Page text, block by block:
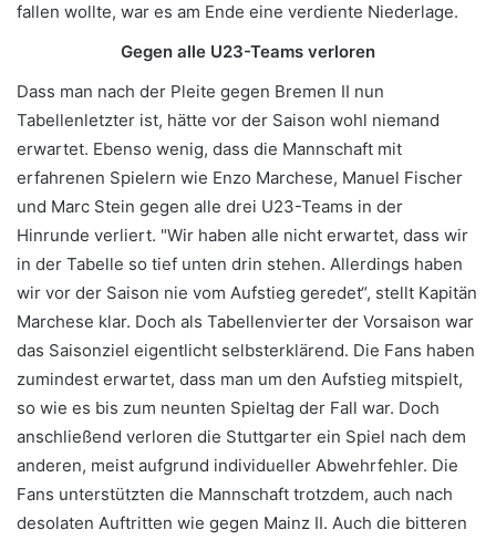
fallen wollte, war es am Ende eine verdiente Niederlage.
Gegen alle U23-Teams verloren
Dass man nach der Pleite gegen Bremen II nun
Tabellenletzter ist, hätte vor der Saison wohl niemand
erwartet. Ebenso wenig, dass die Mannschaft mit
erfahrenen Spielern wie Enzo Marchese, Manuel Fischer
und Marc Stein gegen alle drei U23-Teams in der
Hinrunde verliert. "Wir haben alle nicht erwartet, dass wir
in der Tabelle so tief unten drin stehen. Allerdings haben
wir vor der Saison nie vom Aufstieg geredet“, stellt Kapitän
Marchese klar. Doch als Tabellenvierter der Vorsaison war
das Saisonziel eigentlicht selbsterklärend. Die Fans haben
zumindest erwartet, dass man um den Aufstieg mitspielt,
so wie es bis zum neunten Spieltag der Fall war. Doch
anschließend verloren die Stuttgarter ein Spiel nach dem
anderen, meist aufgrund individueller Abwehrfehler. Die
Fans unterstützten die Mannschaft trotzdem, auch nach
desolaten Auftritten wie gegen Mainz II. Auch die bitteren